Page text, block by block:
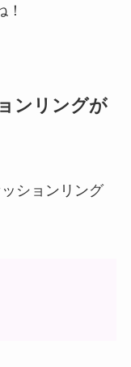
ンリングが
ションリング